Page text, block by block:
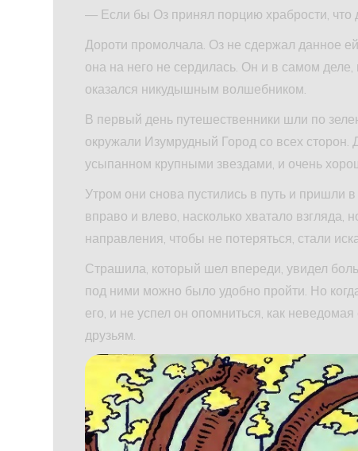
— Если бы Оз принял порцию храбрости,
Дороти промолчала. Оз не сдержал данное
она на него не сердилась. Он и в самом
оказался никудышным волшебником.
В первый день путешественники шли по
окружали Изумрудный Город со всех сторон.
усыпанном крупными звездами, и очень
Утром они снова пустились в путь и пришли
вправо и влево, насколько хватало взгляда,
направления, чтобы не потеряться, стали
Страшила, который шел впереди, увидел
под ними можно было удобно пройти. Но
его, и не успел он опомниться, как
друзьям.